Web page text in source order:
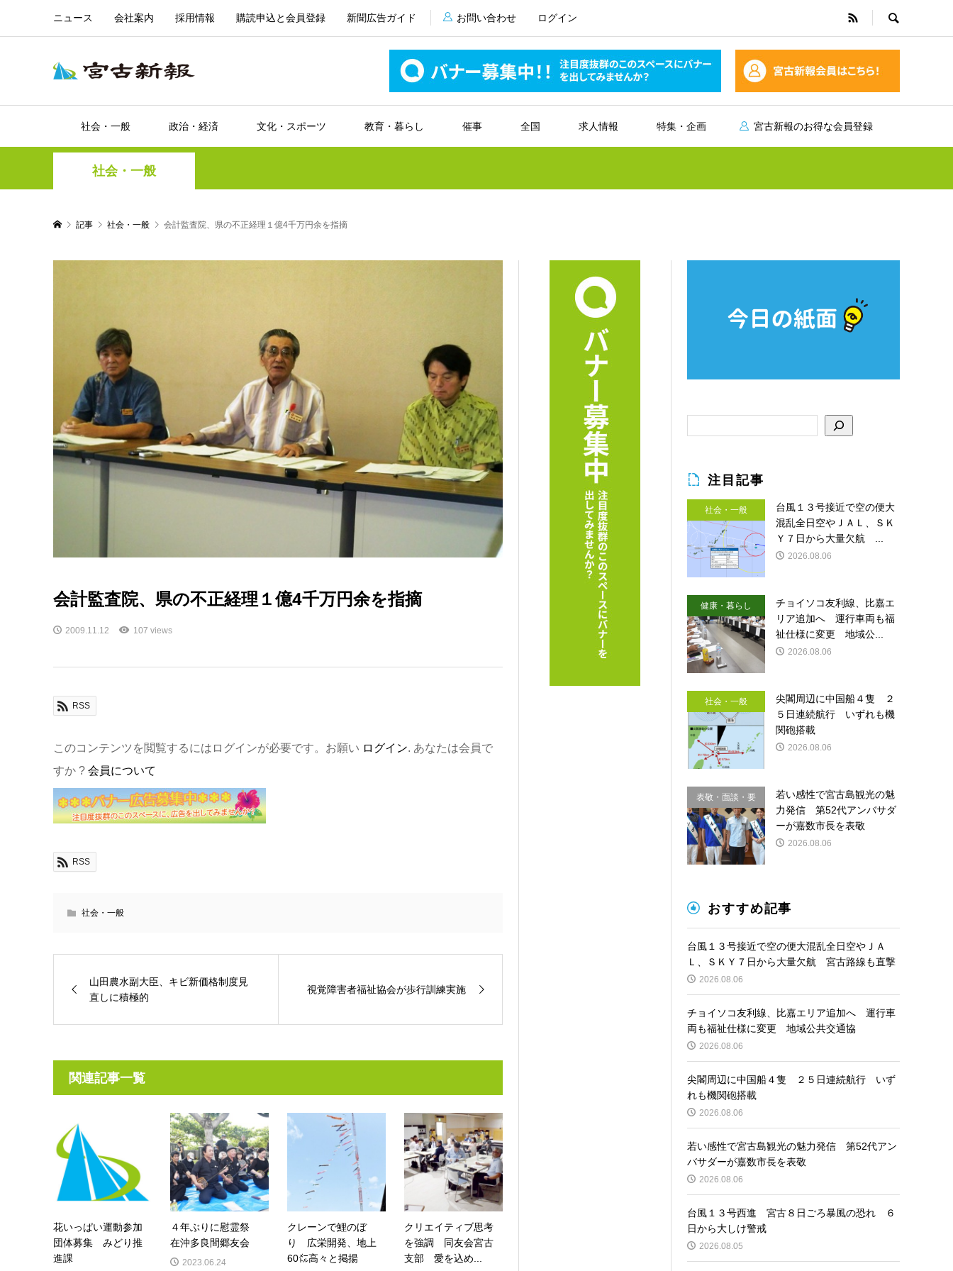
ニュース 会社案内 採用情報 購読申込と会員登録 新聞広告ガイド お問い合わせ ログイン
社会・一般 政治・経済 文化・スポーツ 教育・暮らし 催事 全国 求人情報 特集・企画 宮古新報のお得な会員登録
社会・一般
記事 社会・一般 会計監査院、県の不正経理１億4千万円余を指摘
会計監査院、県の不正経理１億4千万円余を指摘
2009.11.12 107 views
RSS
このコンテンツを閲覧するにはログインが必要です。お願い ログイン. あなたは会員で
すか ? 会員について
RSS
社会・一般
山田農水副大臣、キビ新価格制度見
直しに積極的
視覚障害者福祉協会が歩行訓練実施
関連記事一覧
花いっぱい運動参加
団体募集 みどり推
進課
４年ぶりに慰霊祭
在沖多良間郷友会
2023.06.24
クレーンで鯉のぼ
り 広栄開発、地上
60㍍高々と掲揚
クリエイティブ思考
を強調 同友会宮古
支部 愛を込め...
注目記事
社会・一般
台風１３号接近で空の便大
混乱全日空やＪＡＬ、ＳＫ
Ｙ７日から大量欠航 ...
2026.08.06
健康・暮らし
チョイソコ友利線、比嘉エ
リア追加へ 運行車両も福
祉仕様に変更 地域公...
2026.08.06
社会・一般
尖閣周辺に中国船４隻 ２
５日連続航行 いずれも機
関砲搭載
2026.08.06
表敬・面談・要
請
若い感性で宮古島観光の魅
力発信 第52代アンバサダ
ーが嘉数市長を表敬
2026.08.06
おすすめ記事
台風１３号接近で空の便大混乱全日空やＪＡ
Ｌ、ＳＫＹ７日から大量欠航 宮古路線も直撃
2026.08.06
チョイソコ友利線、比嘉エリア追加へ 運行車
両も福祉仕様に変更 地域公共交通協
2026.08.06
尖閣周辺に中国船４隻 ２５日連続航行 いず
れも機関砲搭載
2026.08.06
若い感性で宮古島観光の魅力発信 第52代アン
バサダーが嘉数市長を表敬
2026.08.06
台風１３号西進 宮古８日ごろ暴風の恐れ ６
日から大しけ警戒
2026.08.05